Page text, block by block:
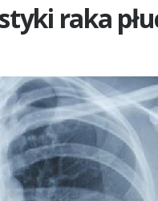
raka